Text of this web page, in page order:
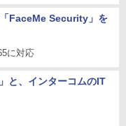
FaceMe Security」を
に対応
と、インターコムのIT